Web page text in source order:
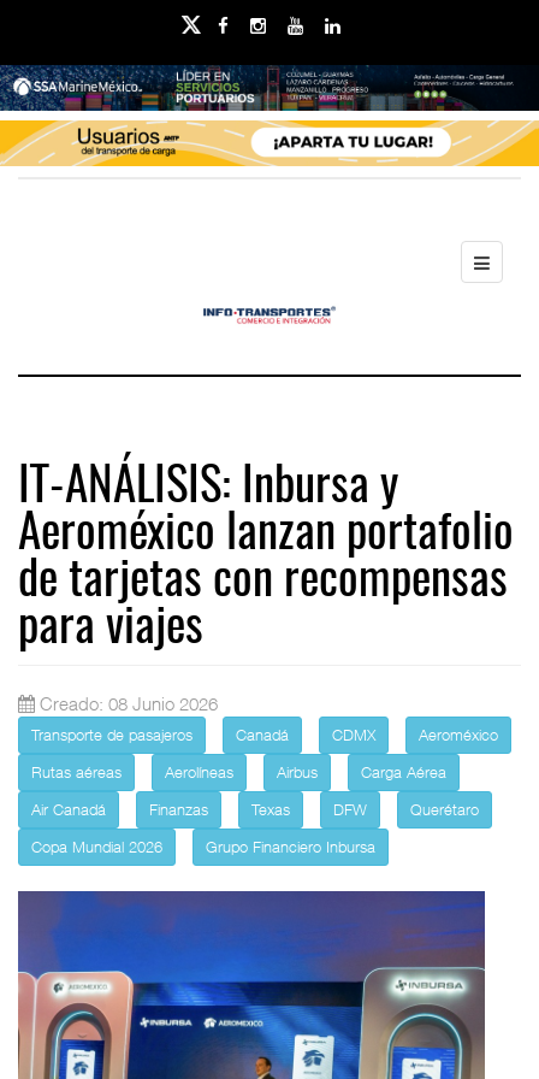
IT-ANÁLISIS: Inbursa y
Aeroméxico lanzan portafolio
de tarjetas con recompensas
para viajes
Creado: 08 Junio 2026
Transporte de pasajeros Canadá CDMX
Aeroméxico
Rutas aéreas
Aerolíneas Airbus
Carga Aérea
Air Canadá
Finanzas Texas DFW
Querétaro
Copa Mundial 2026
Grupo Financiero Inbursa